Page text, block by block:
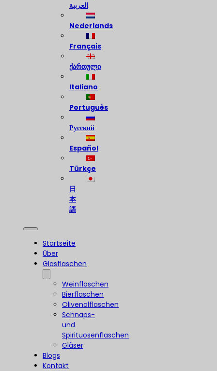
العربية
Nederlands
Français
ქართული
Italiano
Português
Русский
Español
Türkçe
日
本
語
Startseite
Über
Glasflaschen
Weinflaschen
Bierflaschen
Olivenölflaschen
Schnaps-
und
Spirituosenflaschen
Gläser
Blogs
Kontakt